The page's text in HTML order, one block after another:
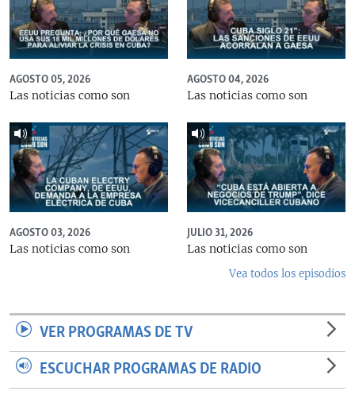
AGOSTO 05, 2026
Las noticias como son
AGOSTO 04, 2026
Las noticias como son
AGOSTO 03, 2026
Las noticias como son
JULIO 31, 2026
Las noticias como son
Vea todos los episodios
VER PROGRAMAS DE TV
ESCUCHAR PROGRAMAS DE RADIO